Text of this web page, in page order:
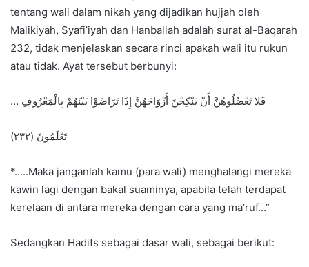
tentang wali dalam nikah yang dijadikan hujjah oleh
Malikiyah, Syafi’iyah dan Hanbaliah adalah surat al-Baqarah
232, tidak menjelaskan secara rinci apakah wali itu rukun
atau tidak. Ayat tersebut berbunyi:
… فَلا تَعْضُلُوهُنَّ أَنْ يَنْكِحْنَ أَزْوَاجَهُنَّ إِذَا تَرَاضَوْا بَيْنَهُمْ بِالْمَعْرُوفِ
تَعْلَمُونَ (۲۳۲)
*…..Maka janganlah kamu (para wali) menghalangi mereka
kawin lagi dengan bakal suaminya, apabila telah terdapat
kerelaan di antara mereka dengan cara yang ma’ruf…”
Sedangkan Hadits sebagai dasar wali, sebagai berikut: